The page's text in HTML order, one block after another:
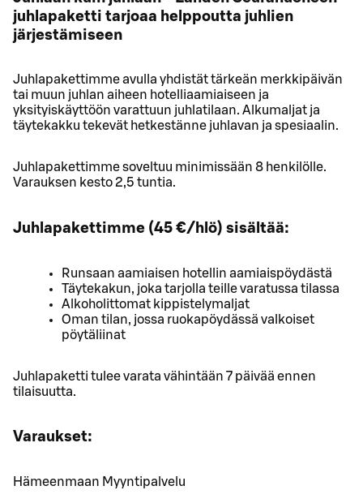
juhlapaketti tarjoaa helppoutta juhlien
järjestämiseen
Juhlapakettimme avulla yhdistät tärkeän merkkipäivän
tai muun juhlan aiheen hotelliaamiaiseen ja
yksityiskäyttöön varattuun juhlatilaan. Alkumaljat ja
täytekakku tekevät hetkestänne juhlavan ja spesiaalin.
Juhlapakettimme soveltuu minimissään 8 henkilölle.
Varauksen kesto 2,5 tuntia.
Juhlapakettimme (45 €/hlö) sisältää:
Runsaan aamiaisen hotellin aamiaispöydästä
Täytekakun, joka tarjolla teille varatussa tilassa
Alkoholittomat kippistelymaljat
Oman tilan, jossa ruokapöydässä valkoiset
pöytäliinat
Juhlapaketti tulee varata vähintään 7 päivää ennen
tilaisuutta.
Varaukset:
Hämeenmaan Myyntipalvelu